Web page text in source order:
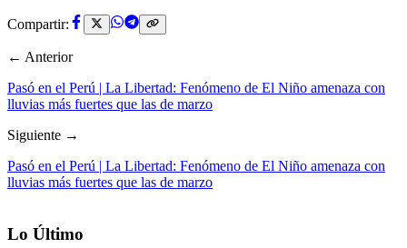
Compartir:
← Anterior
Pasó en el Perú | La Libertad: Fenómeno de El Niño amenaza con
lluvias más fuertes que las de marzo
Siguiente →
Pasó en el Perú | La Libertad: Fenómeno de El Niño amenaza con
lluvias más fuertes que las de marzo
Lo Último